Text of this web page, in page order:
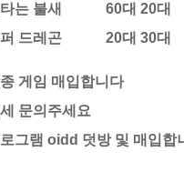
타는 불새 60대 20대
퍼 드레곤 20대 30대
게임 매입합니다
문의주세요
그램 oidd 덧방 및 매입합